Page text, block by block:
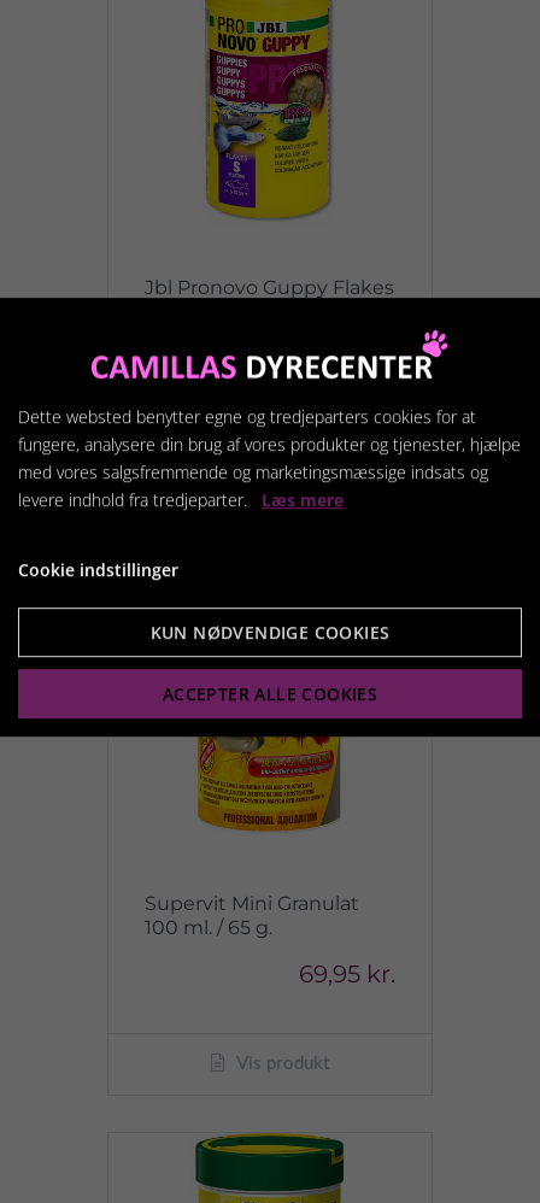
Jbl Pronovo Guppy Flakes
59,95 kr.
Vis produkt
Supervit Mini Granulat
100 ml. / 65 g.
69,95 kr.
Vis produkt
Dette websted benytter egne og tredjeparters cookies for at
fungere, analysere din brug af vores produkter og tjenester, hjælpe
med vores salgsfremmende og marketingsmæssige indsats og
levere indhold fra tredjeparter. Læs mere
Cookie indstillinger
KUN NØDVENDIGE COOKIES
ACCEPTER ALLE COOKIES